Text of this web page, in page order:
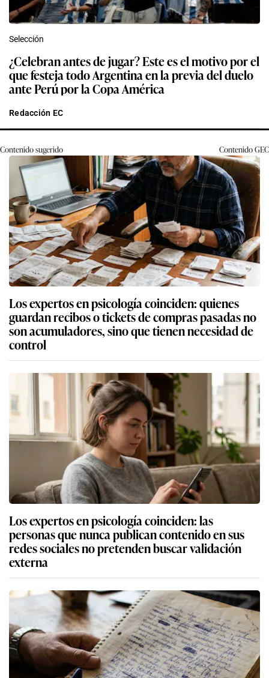
Selección
¿Celebran antes de jugar? Este es el motivo por el
que festeja todo Argentina en la previa del duelo
ante Perú por la Copa América
Redacción EC
Contenido sugerido ContenidoGEC
Los expertos en psicología coinciden: quienes
guardan recibos o tickets de compras pasadas no
son acumuladores, sino que tienen necesidad de
control
Los expertos en psicología coinciden: las
personas que nunca publican contenido en sus
redes sociales no pretenden buscar validación
externa